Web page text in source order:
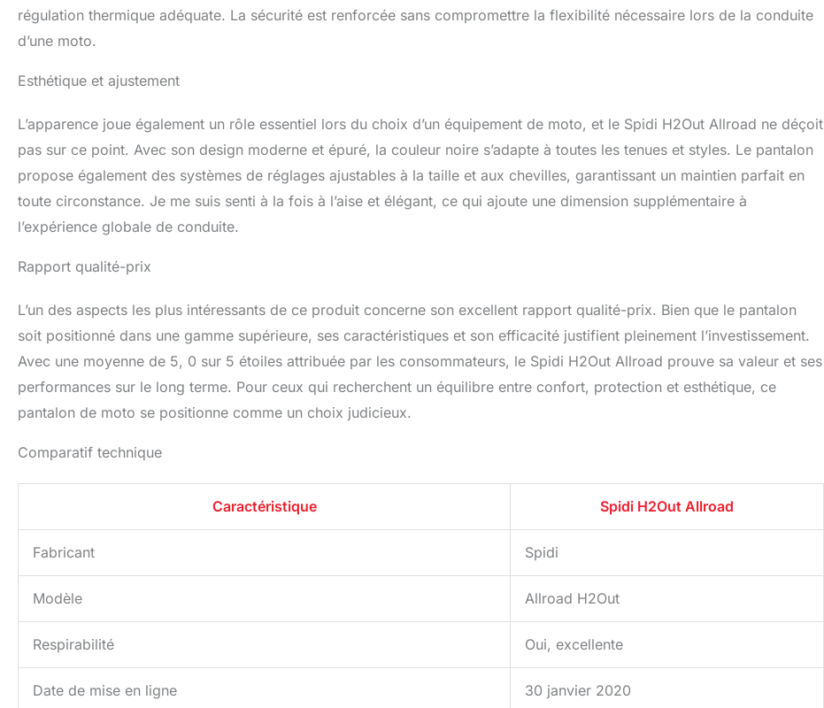
régulation thermique adéquate. La sécurité est renforcée sans compromettre la flexibilité nécessaire lors de la conduite
d’une moto.
Esthétique et ajustement
L’apparence joue également un rôle essentiel lors du choix d’un équipement de moto, et le Spidi H2Out Allroad ne déçoit
pas sur ce point. Avec son design moderne et épuré, la couleur noire s’adapte à toutes les tenues et styles. Le pantalon
propose également des systèmes de réglages ajustables à la taille et aux chevilles, garantissant un maintien parfait en
toute circonstance. Je me suis senti à la fois à l’aise et élégant, ce qui ajoute une dimension supplémentaire à
l’expérience globale de conduite.
Rapport qualité-prix
L’un des aspects les plus intéressants de ce produit concerne son excellent rapport qualité-prix. Bien que le pantalon
soit positionné dans une gamme supérieure, ses caractéristiques et son efficacité justifient pleinement l’investissement.
Avec une moyenne de 5, 0 sur 5 étoiles attribuée par les consommateurs, le Spidi H2Out Allroad prouve sa valeur et ses
performances sur le long terme. Pour ceux qui recherchent un équilibre entre confort, protection et esthétique, ce
pantalon de moto se positionne comme un choix judicieux.
Comparatif technique
Caractéristique Spidi H2Out Allroad
Fabricant Spidi
Modèle Allroad H2Out
Respirabilité Oui, excellente
Date de mise en ligne 30 janvier 2020